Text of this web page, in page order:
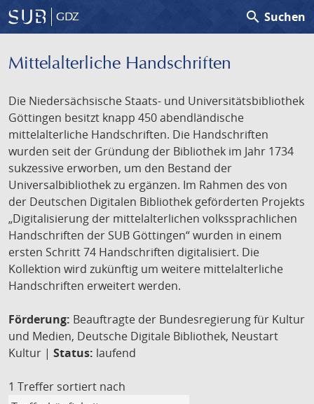
GDZ search Suchen
Mittelalterliche Handschriften
Die Niedersächsische Staats- und Universitätsbibliothek
Göttingen besitzt knapp 450 abendländische
mittelalterliche Handschriften. Die Handschriften
wurden seit der Gründung der Bibliothek im Jahr 1734
sukzessive erworben, um den Bestand der
Universalbibliothek zu ergänzen. Im Rahmen des von
der Deutschen Digitalen Bibliothek geförderten Projekts
„Digitalisierung der mittelalterlichen volkssprachlichen
Handschriften der SUB Göttingen“ wurden in einem
ersten Schritt 74 Handschriften digitalisiert. Die
Kollektion wird zukünftig um weitere mittelalterliche
Handschriften erweitert werden.
Förderung: Beauftragte der Bundesregierung für Kultur
und Medien, Deutsche Digitale Bibliothek, Neustart
Kultur | Status: laufend
1 Treffer sortiert nach